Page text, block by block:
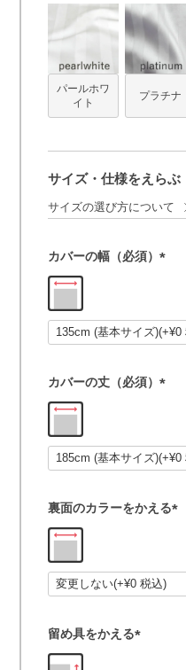
パールホワ
イト
プラチナ
サイズ・仕様をえらぶ
サイズの選び方について
カバーの幅（必須）
須
)
カバーの丈（必須）
須
)
裏面のカラーをかえる
須
)
留め具をかえる